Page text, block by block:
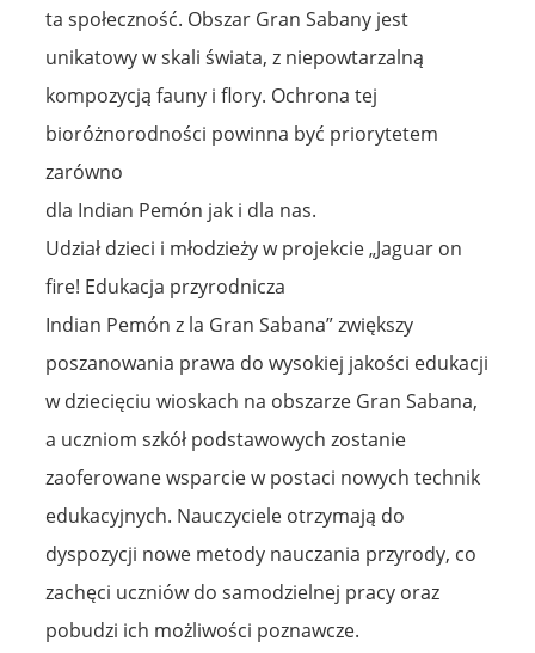
ta społeczność. Obszar Gran Sabany jest
unikatowy w skali świata, z niepowtarzalną
kompozycją fauny i flory. Ochrona tej
bioróżnorodności powinna być priorytetem
zarówno
dla Indian Pemón jak i dla nas.
Udział dzieci i młodzieży w projekcie „Jaguar on
fire! Edukacja przyrodnicza
Indian Pemón z la Gran Sabana” zwiększy
poszanowania prawa do wysokiej jakości edukacji
w dziecięciu wioskach na obszarze Gran Sabana,
a uczniom szkół podstawowych zostanie
zaoferowane wsparcie w postaci nowych technik
edukacyjnych. Nauczyciele otrzymają do
dyspozycji nowe metody nauczania przyrody, co
zachęci uczniów do samodzielnej pracy oraz
pobudzi ich możliwości poznawcze.